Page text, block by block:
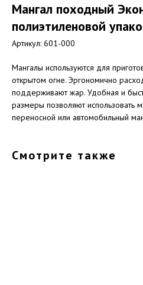
Мангал походный
полиэтиленовой
Артикул: 601-000
Мангалы используются для
открытом огне. Эргономично
поддерживают жар. Удобная и
размеры позволяют использовать
переносной или автомобильный
Смотрите также